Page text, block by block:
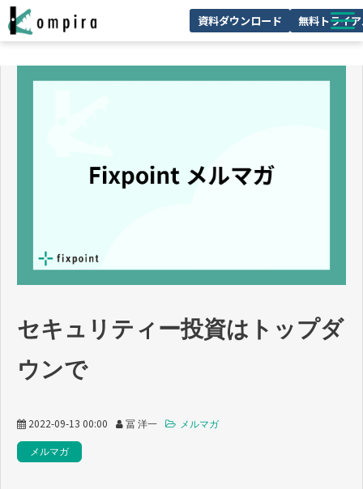
資料ダウンロード 無料トライ
技術情報
セキュリティー投資はトップダ
ウンで
2022-09-13 00:00 冨 洋一 メルマガ
メルマガ